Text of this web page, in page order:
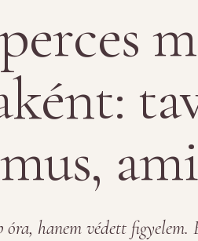
óra, hanem védett figyelem.